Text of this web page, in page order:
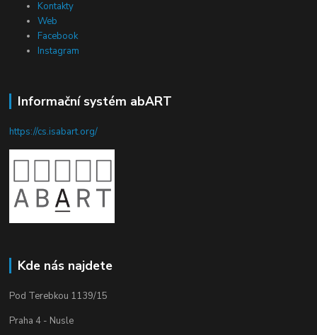
Kontakty
Web
Facebook
Instagram
Informační systém abART
https://cs.isabart.org/
Kde nás najdete
Pod Terebkou 1139/15
Praha 4 - Nusle